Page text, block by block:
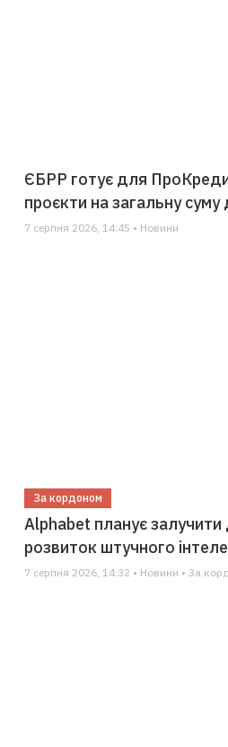
ЄБРР готує для
проєкти на загальну
7 серпня 2026, 14:45 • Новини
За кордоном
Alphabet планує
розвиток штучного
7 серпня 2026, 14:32 • Новини • За